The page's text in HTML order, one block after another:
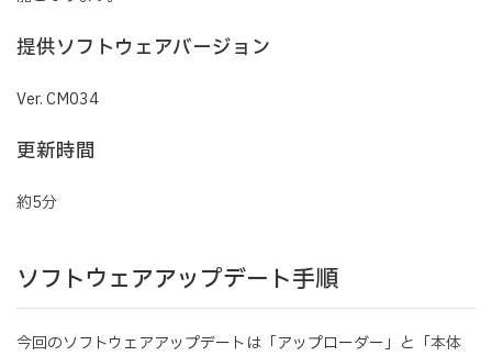
提供ソフトウェアバージョン
Ver. CM034
更新時間
約5分
ソフトウェアアップデート手順
今回のソフトウェアアップデートは「アップローダー」と「本体